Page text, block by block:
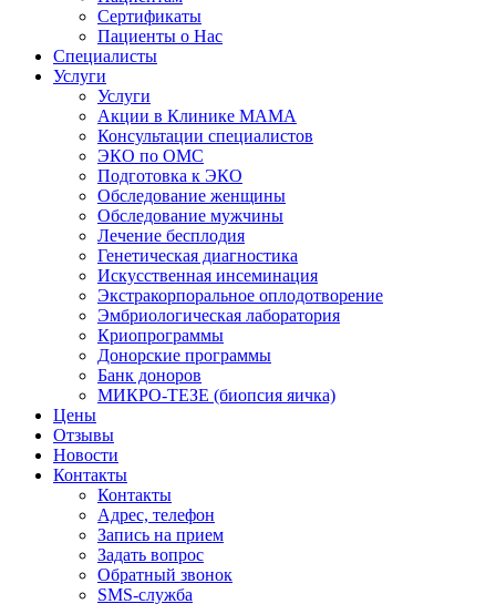
Сертификаты
Пациенты о Нас
Специалисты
Услуги
Услуги
Акции в Клинике МАМА
Консультации специалистов
ЭКО по ОМС
Подготовка к ЭКО
Обследование женщины
Обследование мужчины
Лечение бесплодия
Генетическая диагностика
Искусственная инсеминация
Экстракорпоральное оплодотворение
Эмбриологическая лаборатория
Криопрограммы
Донорские программы
Банк доноров
МИКРО-ТЕЗЕ (биопсия яичка)
Цены
Отзывы
Новости
Контакты
Контакты
Адрес, телефон
Запись на прием
Задать вопрос
Обратный звонок
SMS-служба